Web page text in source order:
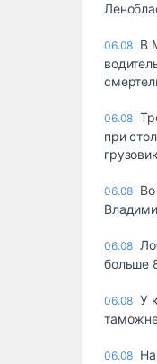
06.08 В
06.08
при
06.08
06.08
больше
06.08 У
06.08